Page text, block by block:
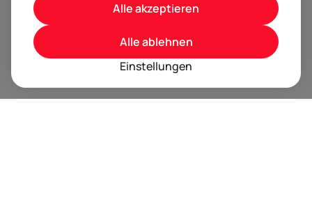
Einstellungen
Alle ablehnen
Alle akzeptieren